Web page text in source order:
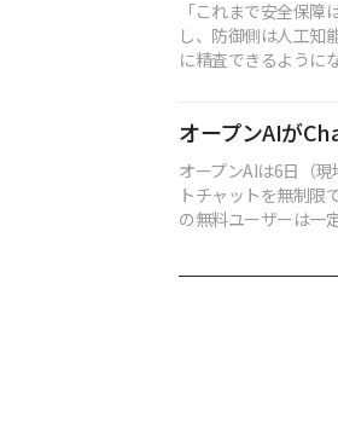
「これまで安全保
し、防御側は人工知
に精査できるように
オープンAIが
オープンAIは6日（
トチャットを無制限
の無料ユーザーは一